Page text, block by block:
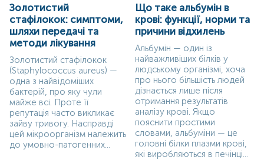
Золотистий
стафілокок: симптоми,
шляхи передачі та
методи лікування
Золотистий стафілокок
(Staphylococcus aureus) —
одна з найвідоміших
бактерій, про яку чули
майже всі. Проте її
репутація часто викликає
зайву тривогу. Насправді
цей мікроорганізм належить
до умовно-патогенних...
Що таке альбумін в
крові: функції, норми та
причини відхилень
Альбумін — один із
найважливіших білків у
людському організмі, хоча
про нього більшість людей
дізнається лише після
отримання результатів
аналізу крові. Якщо
пояснити простими
словами, альбуміни — це
головні білки плазми крові,
які виробляються в печінці...